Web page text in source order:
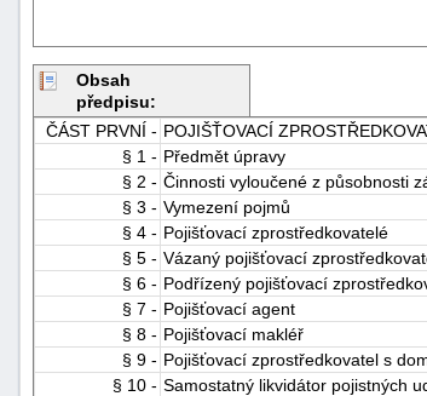
Obsah
předpisu:
ČÁST PRVNÍ - POJIŠŤOVACÍ
§ 1 - Předmět úpravy
§ 2 - Činnosti vyloučené z působnosti
§ 3 - Vymezení pojmů
§ 4 - Pojišťovací zprostředkovatelé
§ 5 - Vázaný pojišťovací
§ 6 - Podřízený pojišťovací
§ 7 - Pojišťovací agent
§ 8 - Pojišťovací makléř
§ 9 - Pojišťovací zprostředkovatel s
§ 10 - Samostatný likvidátor pojistných